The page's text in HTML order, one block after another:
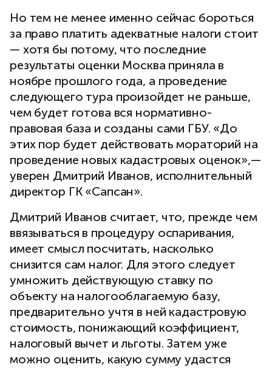
Но тем не менее именно сейчас бороться
за право платить адекватные налоги стоит
— хотя бы потому, что последние
результаты оценки Москва приняла в
ноябре прошлого года, а проведение
следующего тура произойдет не раньше,
чем будет готова вся нормативно-
правовая база и созданы сами ГБУ. «До
этих пор будет действовать мораторий на
проведение новых кадастровых оценок»,—
уверен Дмитрий Иванов, исполнительный
директор ГК «Сапсан».
Дмитрий Иванов считает, что, прежде чем
ввязываться в процедуру оспаривания,
имеет смысл посчитать, насколько
снизится сам налог. Для этого следует
умножить действующую ставку по
объекту на налогооблагаемую базу,
предварительно учтя в ней кадастровую
стоимость, понижающий коэффициент,
налоговый вычет и льготы. Затем уже
можно оценить, какую сумму удастся